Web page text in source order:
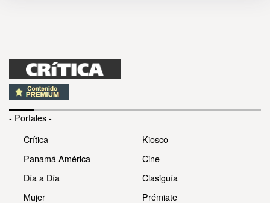
- Portales -
Crítica
Panamá América
Día a Día
Mujer
Kiosco
Cine
Clasiguía
Prémiate